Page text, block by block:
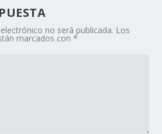
no será publicada. Los
marcados con*